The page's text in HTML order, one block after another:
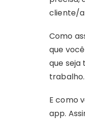
cliente/
Como
que
que
trabalho.
E como
app.